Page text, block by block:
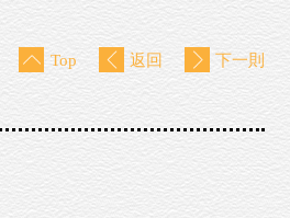
Top 返回 下一則